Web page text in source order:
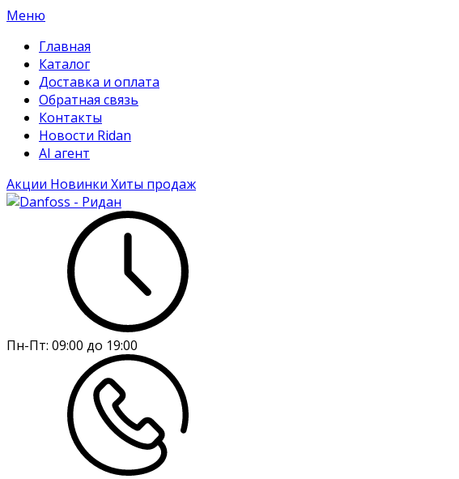
Меню
Главная
Каталог
Доставка и оплата
Обратная связь
Контакты
Новости Ridan
AI агент
Акции Новинки Хиты продаж
Пн-Пт: 09:00 до 19:00